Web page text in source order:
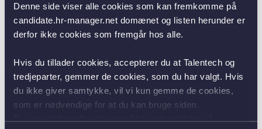
Denne side viser alle cookies som kan fremkomme på
candidate.hr-manager.net domænet og listen herunder er
derfor ikke cookies som fremgår hos alle.
Hvis du tillader cookies, accepterer du at Talentech og
tredjeparter, gemmer de cookies, som du har valgt. Hvis
du ikke giver samtykke, vil vi kun gemme de cookies,
som er nødvendige for at du kan bruge siden.